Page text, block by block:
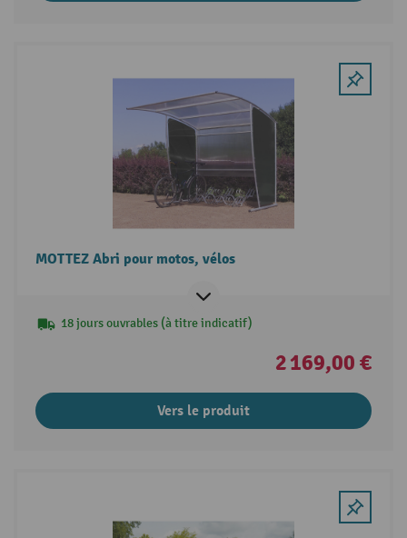
MOTTEZ Abri pour motos, vélos
18 jours ouvrables (à titre indicatif)
2 169,00 €
Vers le produit